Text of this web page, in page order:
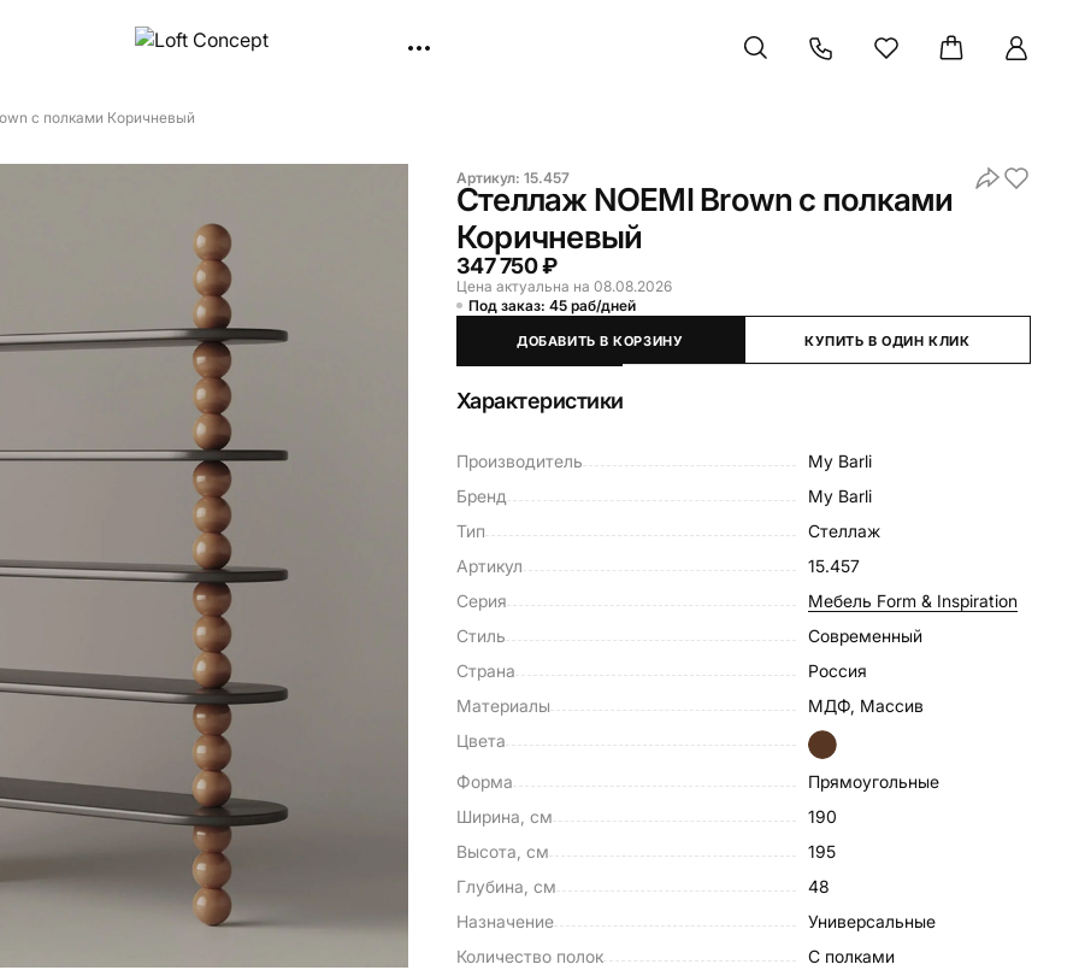
с полками Коричневый
Артикул: 15.457
Стеллаж NOEMI Brown с полками
Коричневый
347 750 ₽
Цена актуальна на 08.08.2026
Под заказ: 45 раб/дней
ДОБАВИТЬ В КОРЗИНУ КУПИТЬ В ОДИН КЛИК
Характеристики
Производитель
My Barli
Бренд
My Barli
Тип
Стеллаж
Артикул
15.457
Серия
Мебель Form & Inspiration
Стиль
Современный
Страна
Россия
Материалы
МДФ, Массив
Цвета
Форма
Прямоугольные
Ширина, см
190
Высота, см
195
Глубина, см
48
Назначение
Универсальные
Количество полок
С полками